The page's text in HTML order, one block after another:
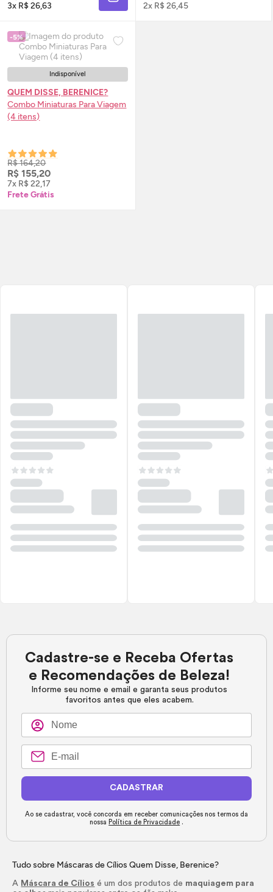
3x R$ 26,63 2x R$ 26,45
-5%
Indisponível
QUEM DISSE, BERENICE?
Combo Miniaturas Para Viagem
(4 itens)
R$ 164,20
R$ 155,20
7x R$ 22,17
Frete Grátis
Cadastre-se e Receba Ofertas
e Recomendações de Beleza!
Informe seu nome e email e garanta seus produtos
favoritos antes que eles acabem.
CADASTRAR
Ao se cadastrar, você concorda em receber comunicações nos termos da
nossa Política de Privacidade .
Tudo sobre Máscaras de Cílios Quem Disse, Berenice?
A Máscara de Cílios é um dos produtos de maquiagem para